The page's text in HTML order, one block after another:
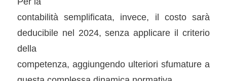
contabilità semplificata, invece, il costo sarà
deducibile nel 2024, senza applicare il criterio
della
competenza, aggiungendo ulteriori sfumature a